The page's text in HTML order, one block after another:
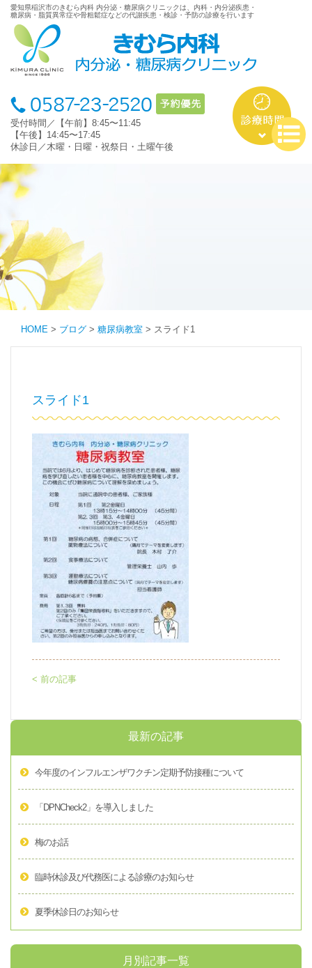
愛知県稲沢市のきむら内科 内分泌・糖尿病クリニックは、内科・内分泌疾患・
糖尿病・脂質異常症や骨粗鬆症などの代謝疾患・検診・予防の診療を行います
受付時間／【午前】8:45〜11:45
【午後】14:45〜17:45
休診日／木曜・日曜・祝祭日・土曜午後
HOME > ブログ > 糖尿病教室 > スライド1
スライド1
< 前の記事
最新の記事
今年度のインフルエンザワクチン定期予防接種について
「DPNCheck2」を導入しました
梅のお話
臨時休診及び代務医による診療のお知らせ
夏季休診日のお知らせ
月別記事一覧